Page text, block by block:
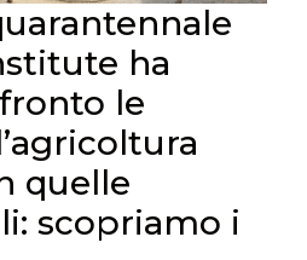
ha
le
quelle
scopriamo i